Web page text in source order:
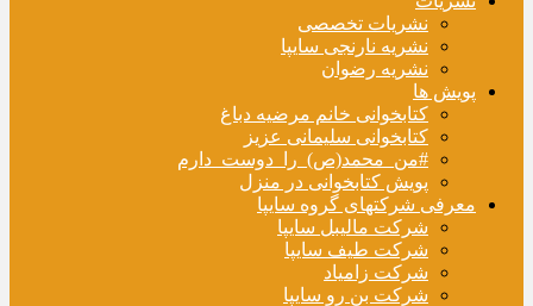
نشریات تخصصی
نشریه نارنجی سایپا
نشریه رضوان
پویش ها
کتابخوانی خانم مرضیه دباغ
کتابخوانی سلیمانی عزیز
#من_محمد(ص)_را_دوست_دارم
پویش کتابخوانی در منزل
معرفی شرکتهای گروه سایپا
شرکت مالیبل سایپا
شرکت طیف سایپا
شرکت زامیاد
شرکت بن رو سایپا